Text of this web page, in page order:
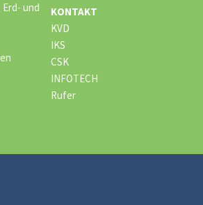
Erd- und
KONTAKT
KVD
IKS
CSK
INFOTECH
Rufer